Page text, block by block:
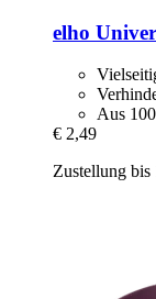
elho
Aus
€ 2,49
Zustellung bis